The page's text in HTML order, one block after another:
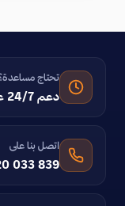
تحتاج
دعم 24/7 على مدار الساعة
اتصل بنا على
033 839